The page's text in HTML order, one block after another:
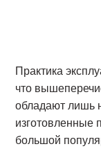
Практика
что
обладают лишь
изготовленные
большой